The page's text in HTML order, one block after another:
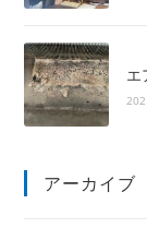
エ
アーカイブ